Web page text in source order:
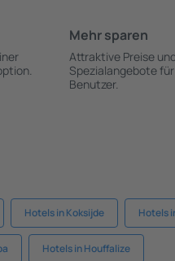
Mehr sparen
Attraktive Preise
Spezialangebote
Benutzer.
Hotels in Koksijde Hotels
Hotels in Houffalize